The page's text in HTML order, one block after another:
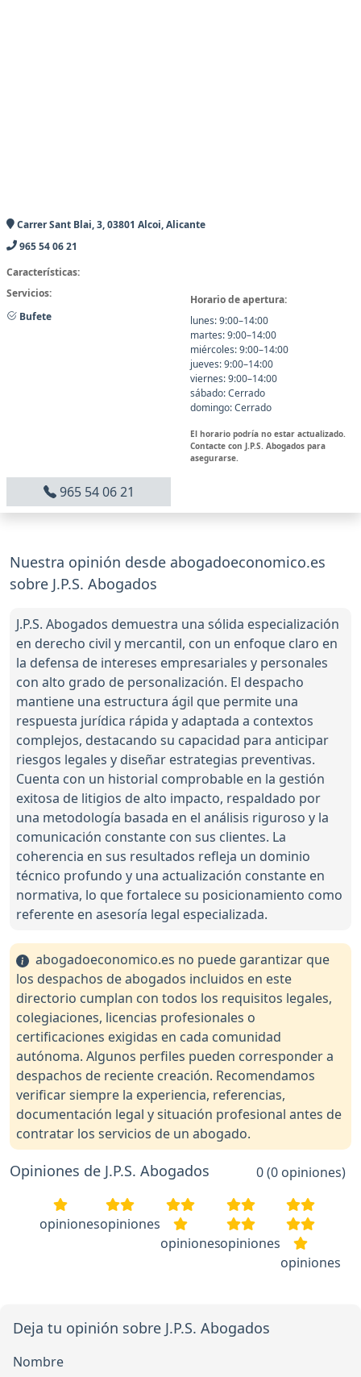
Carrer Sant Blai, 3, 03801 Alcoi, Alicante
965 54 06 21
Características:
Servicios:
Bufete
Horario de apertura:
lunes: 9:00–14:00
martes: 9:00–14:00
miércoles: 9:00–14:00
jueves: 9:00–14:00
viernes: 9:00–14:00
sábado: Cerrado
domingo: Cerrado
El horario podría no estar actualizado.
Contacte con J.P.S. Abogados para
asegurarse.
965 54 06 21
Nuestra opinión desde abogadoeconomico.es
sobre J.P.S. Abogados
J.P.S. Abogados demuestra una sólida especialización
en derecho civil y mercantil, con un enfoque claro en
la defensa de intereses empresariales y personales
con alto grado de personalización. El despacho
mantiene una estructura ágil que permite una
respuesta jurídica rápida y adaptada a contextos
complejos, destacando su capacidad para anticipar
riesgos legales y diseñar estrategias preventivas.
Cuenta con un historial comprobable en la gestión
exitosa de litigios de alto impacto, respaldado por
una metodología basada en el análisis riguroso y la
comunicación constante con sus clientes. La
coherencia en sus resultados refleja un dominio
técnico profundo y una actualización constante en
normativa, lo que fortalece su posicionamiento como
referente en asesoría legal especializada.
abogadoeconomico.es no puede garantizar que
los despachos de abogados incluidos en este
directorio cumplan con todos los requisitos legales,
colegiaciones, licencias profesionales o
certificaciones exigidas en cada comunidad
autónoma. Algunos perfiles pueden corresponder a
despachos de reciente creación. Recomendamos
verificar siempre la experiencia, referencias,
documentación legal y situación profesional antes de
contratar los servicios de un abogado.
Opiniones de J.P.S. Abogados 0 (0 opiniones)
opinionesopiniones
opinionesopiniones
opiniones
Deja tu opinión sobre J.P.S. Abogados
Nombre